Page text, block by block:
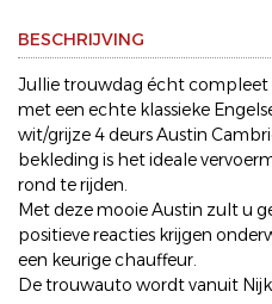
BESCHRIJVING
Jullie trouwdag écht compleet
met een echte klassieke
wit/grijze 4 deurs Austin
bekleding is het ideale
rond te rijden.
Met deze mooie Austin zult u
positieve reacties krijgen
een keurige chauffeur.
De trouwauto wordt vanuit